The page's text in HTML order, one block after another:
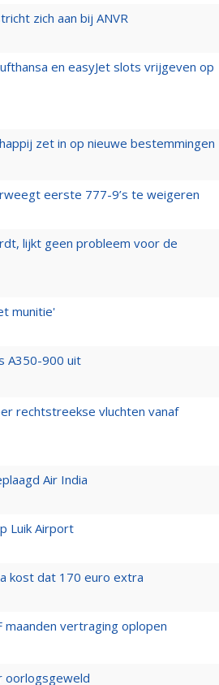
zich aan bij ANVR
en easyJet slots vrijgeven op
zet in op nieuwe bestemmingen
eerste 777-9’s te weigeren
lijkt geen probleem voor de
munitie'
A350-900 uit
rechtstreekse vluchten vanaf
Air India
Luik Airport
kost dat 170 euro extra
maanden vertraging oplopen
oorlogsgeweld